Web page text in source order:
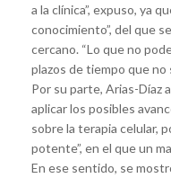
a la clínica”, expuso, ya
conocimiento”, del que
cercano. “Lo que no
plazos de tiempo que no
Por su parte, Arias-Díaz
aplicar los posibles
sobre la terapia celular,
potente”, en el que un
En ese sentido, se